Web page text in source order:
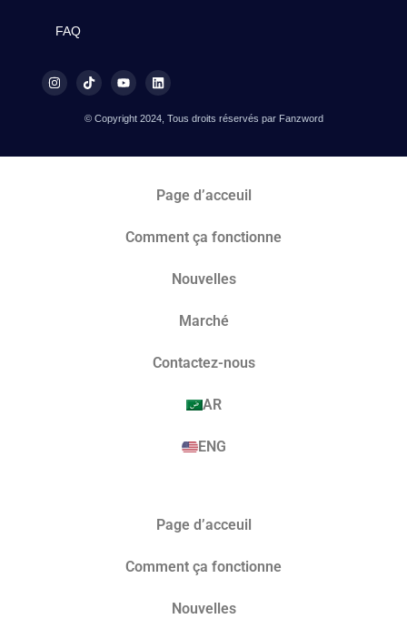
FAQ
© Copyright 2024, Tous droits réservés par Fanzword
Page d’acceuil
Comment ça fonctionne
Nouvelles
Marché​
Contactez-nous
AR
ENG
Page d’acceuil
Comment ça fonctionne
Nouvelles